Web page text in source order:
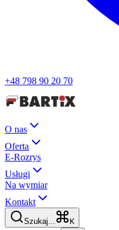
+48 798 90 20 70
O nas
Oferta
E-Rozrys
Usługi
Na wymiar
Kontakt
Szukaj... K